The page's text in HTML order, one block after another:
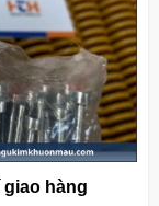
giao hàng